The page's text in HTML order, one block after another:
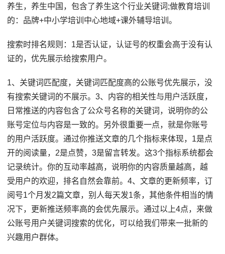
养生，养生中国，包含了养生这个行业关键词;做教育培训
的：品牌+中小学培训中心地域+课外辅导培训。
搜索时排名规则：1是否认证，认证号的权重会高于没有认
证的，优先展示给搜索用户。
1、关键词匹配度，关键词匹配度高的公账号优先展示，没
有搜索关键词的不展示。3、内容的相关性与用户活跃度，
日常推送的内容包含了公众号名称的关键词，说明你的公
账号定位与内容是一致的。另外很重要一点，就是你账号
的用户活跃度。通过你推送文章的几个指标来体现，1是点
开的阅读量，2是点赞，3是留言转发。这3个指标系统都会
记录统计。你的互动率越高，说明你的内容质量越高，越
受用户的欢迎，排名自然会靠前。4、文章的更新频率，订
阅号1个月发2篇文章，别人每天发1条，其他条件相当的情
况下，更新推送频率高的会优先展示。通过以上4点，来做
公账号用户关键词搜索的优化，可以给我们带来一批新的
兴趣用户群体。